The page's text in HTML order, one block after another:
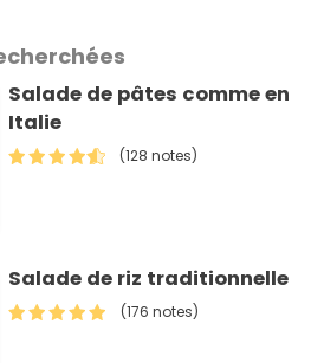
Salade de pâtes comme en
Italie
(128 notes)
Salade de riz traditionnelle
(176 notes)